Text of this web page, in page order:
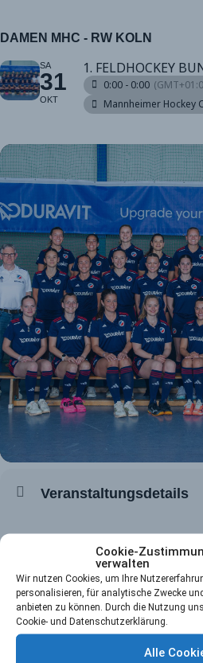
Cookie-
verwalten
Wir nutzen Cookies, um Ihre
personalisieren, für analytische Zwecke
anbieten zu können. Durch die Nutzung
Cookie- und Datenschutzerklärung.
Alle
DAMEN MHC - RW KÖLN
SA
31
OKT
1. FELDHOCKEY
0:00 - 0:00
Mannheimer Hockey
Veranstaltungsdetails
Zeit
31. Oktober 20260:00- 0:00